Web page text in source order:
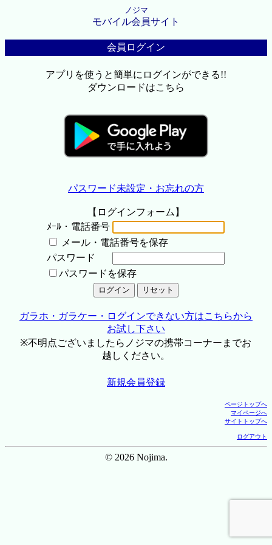
ノジマ
モバイル会員サイト
会員ログイン
アプリを使うと簡単にログインができる!!
ダウンロードはこちら
パスワード未設定・お忘れの方
【ログインフォーム】
ﾒｰﾙ・電話番号
メール・電話番号を保存
パスワード
パスワードを保存
ガラホ・ガラケー・ログインできない方はこちらから
お試し下さい
※不明点ございましたらノジマの携帯コーナーまでお
越しください。
新規会員登録
ページトップへ
マイページへ
サイトトップへ
ログアウト
© 2026 Nojima.